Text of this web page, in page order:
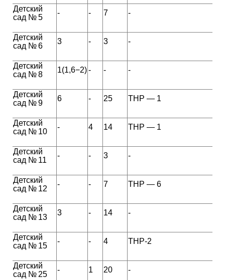
Детский
сад № 5
- - 7 -
Детский
сад № 6
3 - 3 -
Детский
сад № 8
1(1,6−2)- - -
Детский
сад № 9
6 - 25 ТНР — 1
Детский
сад № 10
- 4 14 ТНР — 1
Детский
сад № 11
- - 3 -
Детский
сад № 12
- - 7 ТНР — 6
Детский
сад № 13
3 - 14 -
Детский
сад № 15
- - 4 ТНР-2
Детский
сад № 25
- 1 20 -